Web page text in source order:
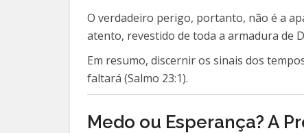
O verdadeiro perigo, portanto, não é a
atento, revestido de toda a armadura de
Em resumo, discernir os sinais dos
faltará (Salmo 23:1).
Medo ou Esperança? A